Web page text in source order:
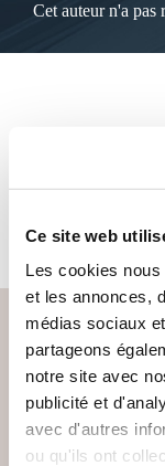
Ce site web
Les cookies
et les annonces,
médias sociaux
partageons
notre site avec
publicité et
avec d'autres
ou qu'ils ont
Cet auteur n'a pas
pour le moment.